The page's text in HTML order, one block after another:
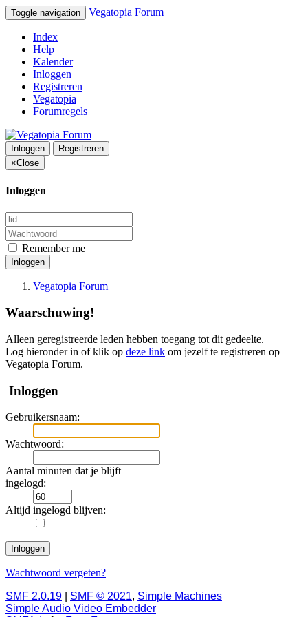
Toggle navigation Vegatopia Forum
Index
Help
Kalender
Inloggen
Registreren
Vegatopia
Forumregels
Inloggen
Registreren
×Close
Inloggen
Remember me
Inloggen
Vegatopia Forum
Waarschuwing!
Alleen geregistreerde leden hebben toegang tot dit gedeelte.
Log hieronder in of klik op deze link om jezelf te registreren op
Vegatopia Forum.
Inloggen
Gebruikersnaam:
Wachtwoord:
Aantal minuten dat je blijft
ingelogd:
Altijd ingelogd blijven:
Wachtwoord vergeten?
SMF 2.0.19
SMF © 2021, Simple Machines
Simple Audio Video Embedder